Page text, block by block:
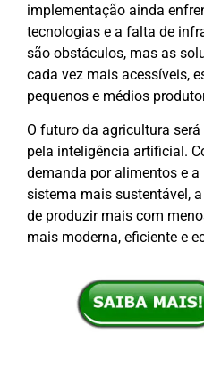
implementação ainda
tecnologias e a falta de
são obstáculos, mas as
cada vez mais acessíveis,
pequenos e médios
O futuro da agricultura
pela inteligência artificial.
demanda por alimentos e a
sistema mais sustentável,
de produzir mais com
mais moderna, eficiente e